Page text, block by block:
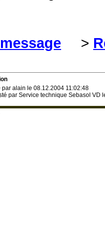
>
alain le 08.12.2004 11:02:48
par Service technique Sebasol VD